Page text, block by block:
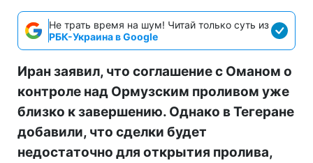
Не трать время на шум! Читай только суть из
РБК-Украина в Google
Иран заявил, что соглашение с Оманом о
контроле над Ормузским проливом уже
близко к завершению. Однако в Тегеране
добавили, что сделки будет
недостаточно для открытия пролива,